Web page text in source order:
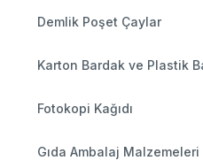
Demlik Poşet Çaylar
Karton Bardak ve Plastik
Fotokopi Kağıdı
Gıda Ambalaj Malzemeleri